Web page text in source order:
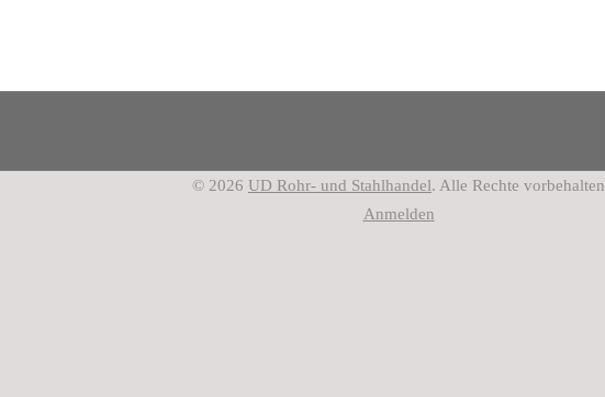
© 2026 UD Rohr- und Stahlhandel. Alle Rechte vorbehalten
Anmelden